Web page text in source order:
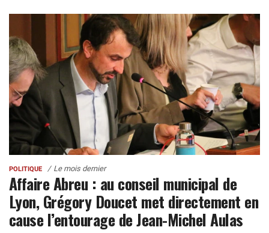
POLITIQUE Le mois dernier
Affaire Abreu : au conseil municipal de
Lyon, Grégory Doucet met directement en
cause l’entourage de Jean-Michel Aulas